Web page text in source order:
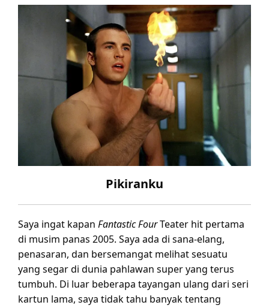
Pikiranku
Saya ingat kapan Fantastic FourTeater hit pertama
di musim panas 2005. Saya ada di sana-elang,
penasaran, dan bersemangat melihat sesuatu
yang segar di dunia pahlawan super yang terus
tumbuh. Di luar beberapa tayangan ulang dari seri
kartun lama, saya tidak tahu banyak tentang